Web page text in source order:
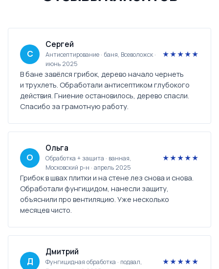
С
Сергей
Антисептирование · баня, Всеволожск ·
июнь 2025
★★★★★
В бане завёлся грибок, дерево начало чернеть
и трухлеть. Обработали антисептиком глубокого
действия. Гниение остановилось, дерево спасли.
Спасибо за грамотную работу.
О
Ольга
Обработка + защита · ванная,
Московский р-н · апрель 2025
★★★★★
Грибок в швах плитки и на стене лез снова и снова.
Обработали фунгицидом, нанесли защиту,
объяснили про вентиляцию. Уже несколько
месяцев чисто.
Д
Дмитрий
Фунгицидная обработка · подвал,
★★★★★